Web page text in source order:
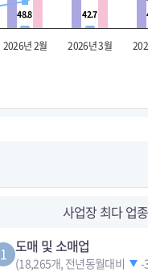
48.8
48.8 42.7
42.7
2026년 2월 2026년 3월
사업장 최다 업종
1 도매 및 소매업
(18,265개, 전년동월대비 -